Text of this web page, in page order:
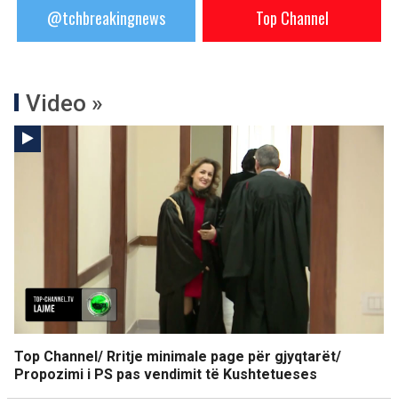
@tchbreakingnews Top Channel
Video »
Top Channel/ Rritje minimale page për gjyqtarët/
Propozimi i PS pas vendimit të Kushtetueses